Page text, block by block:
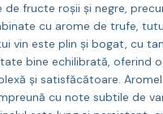
fructe roșii și negre,
cu arome de trufe,
vin este plin și bogat, cu
bine echilibrată, oferind
și satisfăcătoare.
cu note subtile de